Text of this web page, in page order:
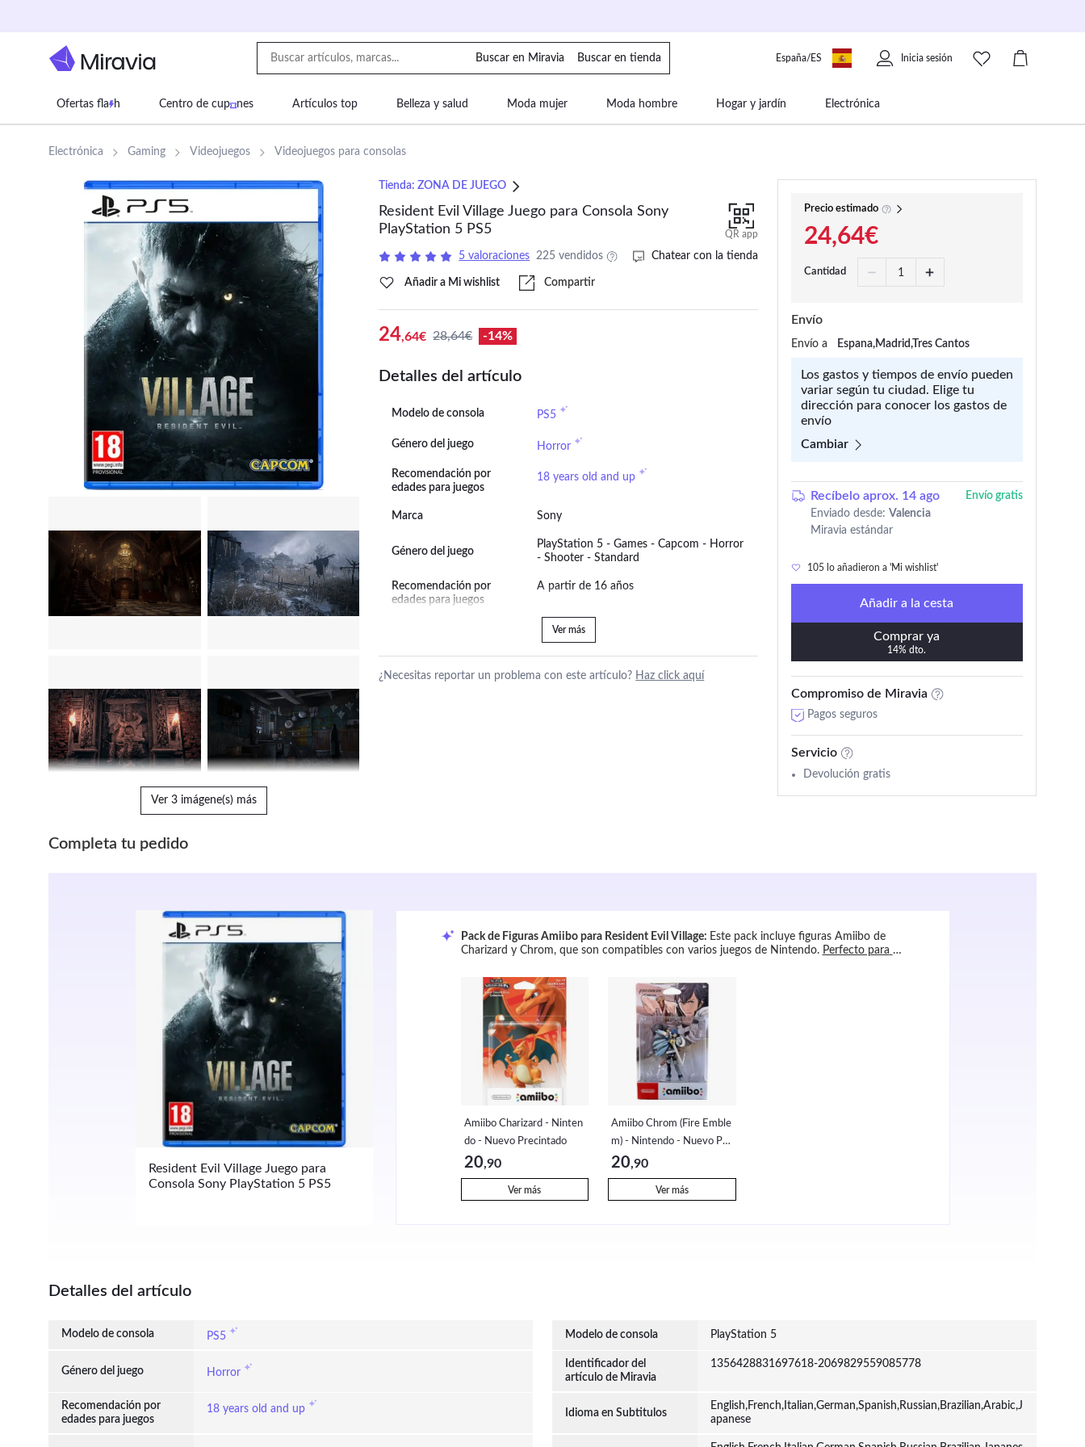
Buscar en Miravia Buscar en tienda España/ES Inicia sesión
Ofertas fla h Centro de cup nes Artículos top Belleza y salud Moda mujer Moda hombre Hogar y jardín Electrónica
Supermercado Juguetes Deportes
Electrónica Gaming Videojuegos Videojuegos para consolas
Ver 3 imágene(s) más
Tienda: ZONA DE JUEGO
Resident Evil Village Juego para Consola Sony
PlayStation 5 PS5
QR app
5 valoraciones 225 vendidos Chatear con la tienda
Añadir a Mi wishlist Compartir
24,64€ 28,64€ -14%
Detalles del artículo
Modelo de consola PS5
Género del juego Horror
Recomendación por
edades para juegos
18 years old and up
Marca Sony
Género del juego
PlayStation 5 - Games - Capcom - Horror
- Shooter - Standard
Recomendación por
edades para juegos
A partir de 16 años
Ver más
¿Necesitas reportar un problema con este artículo? Haz click aquí
Precio estimado
24,64€
Cantidad
Envío
Envío a Espana,Madrid,Tres Cantos
Los gastos y tiempos de envío pueden
variar según tu ciudad. Elige tu
dirección para conocer los gastos de
envío
Cambiar
Recíbelo aprox. 14 ago
Envío gratis
Enviado desde: Valencia
Miravia estándar
105 lo añadieron a 'Mi wishlist'
Artículo con envío y devolución gratis
105 lo añadieron a 'Mi wishlist'
Añadir a la cesta
Comprar ya
14% dto.
Compromiso de Miravia
Pagos seguros
Servicio
Devolución gratis
Completa tu pedido
Resident Evil Village Juego para
Consola Sony PlayStation 5 PS5
Pack de Figuras Amiibo para Resident Evil Village: Este pack incluye figuras Amiibo de
Charizard y Chrom, que son compatibles con varios juegos de Nintendo. Perfecto para
Amiibo Charizard - Ninten
do - Nuevo Precintado
20,90
Ver más
Amiibo Chrom (Fire Emble
m) - Nintendo - Nuevo Pre
cintado
20,90
Ver más
Detalles del artículo
Modelo de consola PS5 Modelo de consola PlayStation 5
Género del juego Horror
Identificador del
artículo de Miravia
1356428831697618-2069829559085778
Recomendación por
edades para juegos
18 years old and up Idioma en Subtitulos
English,French,Italian,German,Spanish,Russian,Brazilian,Arabic,J
apanese